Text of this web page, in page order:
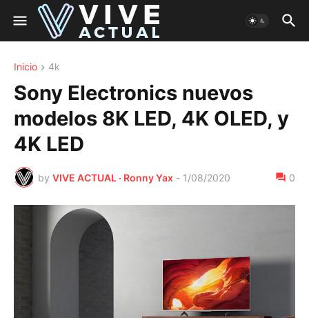
Inicio 4k
Sony Electronics nuevos
modelos 8K LED, 4K OLED, y
4K LED
by VIVE ACTUAL · Ronny Yax - 1/08/2020 0